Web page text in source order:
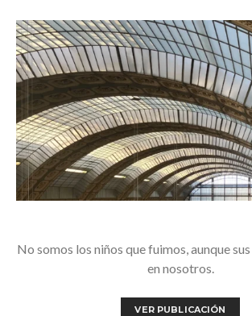
No somos los niños que fuimos, aunque
en nosotros.
VER PUBLICACIÓN